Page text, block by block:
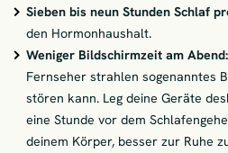
Sieben bis neun Stunden Schlaf
den Hormonhaushalt.
Weniger Bildschirmzeit am Abend:
Fernseher strahlen sogenanntes
stören kann. Leg deine Geräte
eine Stunde vor dem
deinem Körper, besser zur Ruhe